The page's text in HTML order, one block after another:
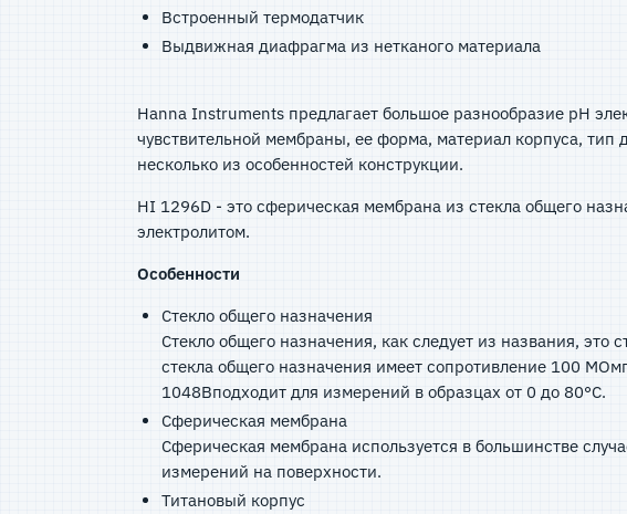
Встроенный термодатчик
Выдвижная диафрагма из нетканого материала
Hanna Instruments предлагает большое разнообразие рН
чувствительной мембраны, ее форма, материал корпуса,
несколько из особенностей конструкции.
HI 1296D - это сферическая мембрана из стекла общего
электролитом.
Особенности
Стекло общего назначения
Стекло общего назначения, как следует из названия,
стекла общего назначения имеет сопротивление 100
1048Bподходит для измерений в образцах от 0 дo 80°C.
Сферическая мембрана
Сферическая мембрана используется в большинстве
измерений на поверхности.
Титановый корпус